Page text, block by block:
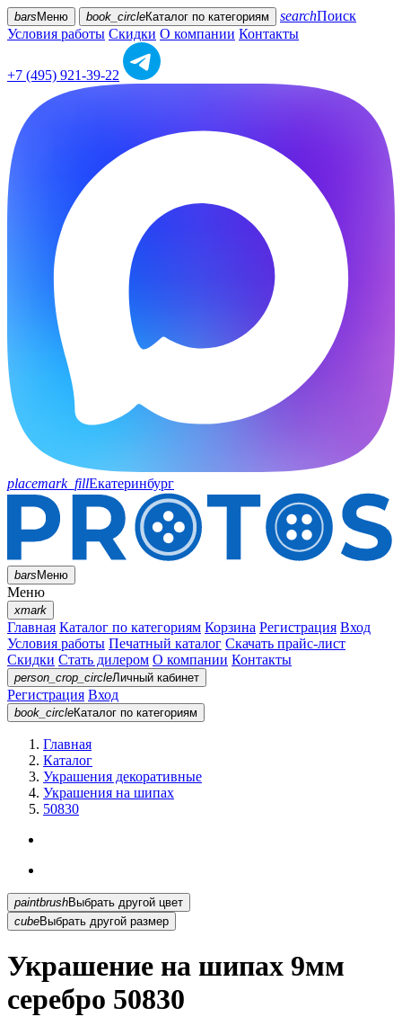
bars Меню book_circleКаталог по категориям searchПоиск
Условия работы Скидки О компании Контакты
+7 (495) 921-39-22
placemark_fillЕкатеринбург
barsМеню
Меню
xmark
Главная Каталог по категориям Корзина Регистрация Вход
Условия работы Печатный каталог Скачать прайс-лист
Скидки Стать дилером О компании Контакты
person_crop_circleЛичный кабинет
Регистрация Вход
book_circleКаталог по категориям
Главная
Каталог
Украшения декоративные
Украшения на шипах
50830
paintbrush
Выбрать другой цвет
cubeВыбрать другой размер
Украшение на шипах 9мм
серебро 50830